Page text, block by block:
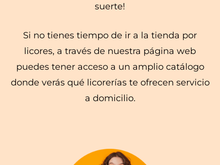
suerte!
Si no tienes tiempo de ir a la tienda por
licores, a través de nuestra página web
puedes tener acceso a un amplio catálogo
donde verás qué licorerías te ofrecen servicio
a domicilio.